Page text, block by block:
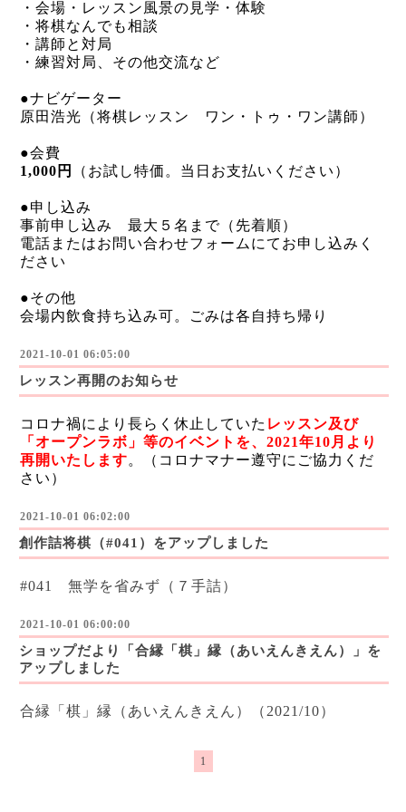
・会場・レッスン風景の見学・体験
・将棋なんでも相談
・講師と対局
・練習対局、その他交流など
●ナビゲーター
原田浩光（将棋レッスン ワン・トゥ・ワン講師）
●会費
1,000円
（お試し特価。当日お支払いください）
●申し込み
事前申し込み 最大５名まで（先着順）
電話またはお問い合わせフォームにてお申し込みく
ださい
●その他
会場内飲食持ち込み可。ごみは各自持ち帰り
2021-10-01 06:05:00
レッスン再開のお知らせ
コロナ禍により長らく休止していた レッスン及び
「オープンラボ」等のイベントを、2021年10月より
再開いたします。（コロナマナー遵守にご協力くだ
さい）
2021-10-01 06:02:00
創作詰将棋（#041）をアップしました
#041 無学を省みず（７手詰）
2021-10-01 06:00:00
ショップだより「合縁「棋」縁（あいえんきえん）」を
アップしました
合縁「棋」縁（あいえんきえん）（2021/10）
1